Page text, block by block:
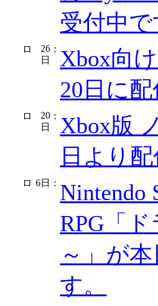
受付中で
26
日
： Xbox向
20日に
20
日
： Xbox版
日より配
6日 ： Nintendo
RPG「
～」が
す。